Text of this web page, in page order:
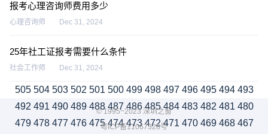
报考心理咨询师费用多少
心理咨询师 Dec 31, 2024
25年社工证报考需要什么条件
社会工作师 Dec 31, 2024
505 504 503 502 501 500 499 498 497 496 495 494 493
492 491 490 489 488 487 486 485 484 483 482 481 480
479 478 477 476 475 474 473 472 471 470 469 468 467
© 1995~2023 深圳之窗
粤ICP备11067328号